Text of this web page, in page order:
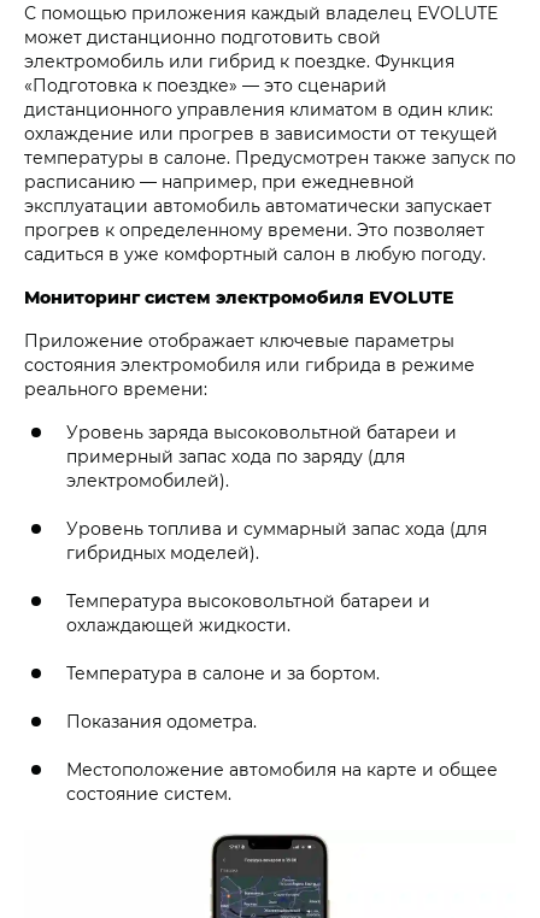
С помощью приложения каждый владелец EVOLUTE
может дистанционно подготовить свой
электромобиль или гибрид к поездке. Функция
«Подготовка к поездке» — это сценарий
дистанционного управления климатом в один клик:
охлаждение или прогрев в зависимости от текущей
температуры в салоне. Предусмотрен также запуск по
расписанию — например, при ежедневной
эксплуатации автомобиль автоматически запускает
прогрев к определенному времени. Это позволяет
садиться в уже комфортный салон в любую погоду.
Мониторинг систем электромобиля EVOLUTE
Приложение отображает ключевые параметры
состояния электромобиля или гибрида в режиме
реального времени:
Уровень заряда высоковольтной батареи и
примерный запас хода по заряду (для
электромобилей).
Уровень топлива и суммарный запас хода (для
гибридных моделей).
Температура высоковольтной батареи и
охлаждающей жидкости.
Температура в салоне и за бортом.
Показания одометра.
Местоположение автомобиля на карте и общее
состояние систем.